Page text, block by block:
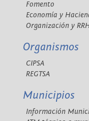
Fomento
Economía y
Organización y
Organismos
CIPSA
REGTSA
Municipios
Información